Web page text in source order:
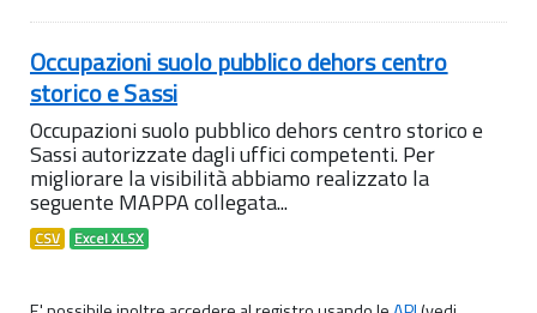
Occupazioni suolo pubblico dehors centro
storico e Sassi
Occupazioni suolo pubblico dehors centro storico e
Sassi autorizzate dagli uffici competenti. Per
migliorare la visibilità abbiamo realizzato la
seguente MAPPA collegata...
CSV Excel XLSX